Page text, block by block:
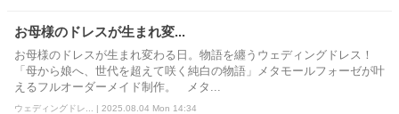
お母様のドレスが生まれ変...
お母様のドレスが生まれ変わる日。物語を纏うウェディングドレス！
「母から娘へ、世代を超えて咲く純白の物語」メタモールフォーゼが叶
えるフルオーダーメイド制作。 メタ...
ウェディングドレ... | 2025.08.04 Mon 14:34